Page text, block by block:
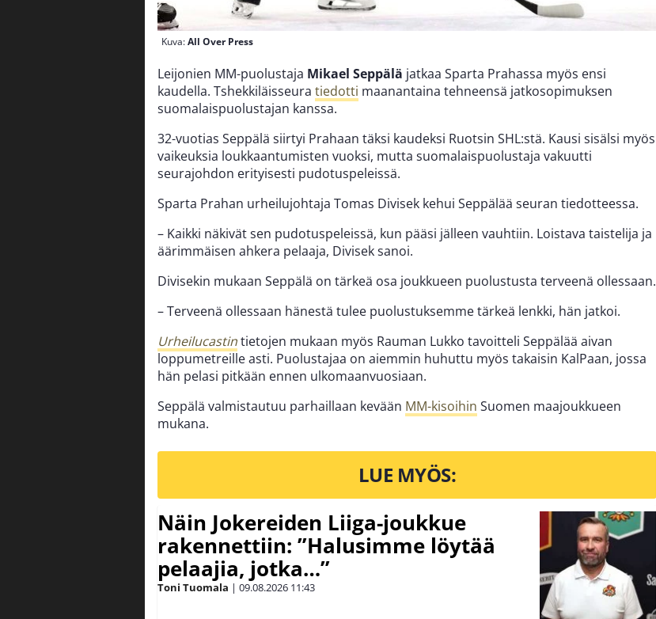
Kuva:All Over Press
Leijonien MM-puolustaja Mikael Seppälä jatkaa Sparta Prahassa myös ensi
kaudella. Tshekkiläisseura tiedotti maanantaina tehneensä jatkosopimuksen
suomalaispuolustajan kanssa.
32-vuotias Seppälä siirtyi Prahaan täksi kaudeksi Ruotsin SHL:stä. Kausi sisälsi myös
vaikeuksia loukkaantumisten vuoksi, mutta suomalaispuolustaja vakuutti
seurajohdon erityisesti pudotuspeleissä.
Sparta Prahan urheilujohtaja Tomas Divisek kehui Seppälää seuran tiedotteessa.
– Kaikki näkivät sen pudotuspeleissä, kun pääsi jälleen vauhtiin. Loistava taistelija ja
äärimmäisen ahkera pelaaja, Divisek sanoi.
Divisekin mukaan Seppälä on tärkeä osa joukkueen puolustusta terveenä ollessaan.
– Terveenä ollessaan hänestä tulee puolustuksemme tärkeä lenkki, hän jatkoi.
Urheilucastintietojen mukaan myös Rauman Lukko tavoitteli Seppälää aivan
loppumetreille asti. Puolustajaa on aiemmin huhuttu myös takaisin KalPaan, jossa
hän pelasi pitkään ennen ulkomaanvuosiaan.
Seppälä valmistautuu parhaillaan kevään MM-kisoihin Suomen maajoukkueen
mukana.
LUE MYÖS:
Näin Jokereiden Liiga-joukkue
rakennettiin: ”Halusimme löytää
pelaajia, jotka…”
Toni Tuomala | 09.08.2026 11:43